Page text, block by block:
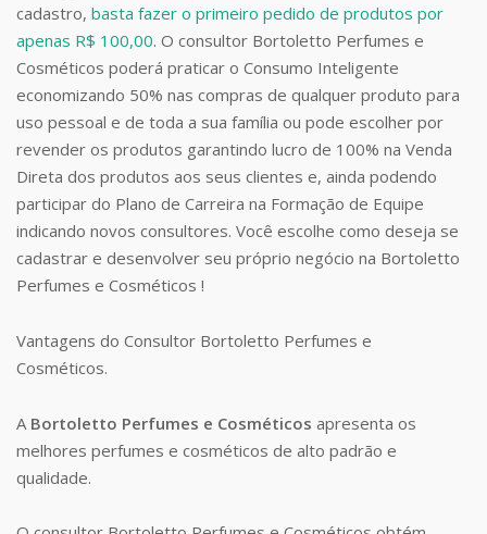
cadastro, basta fazer o primeiro pedido de produtos por
apenas R$ 100,00. O consultor Bortoletto Perfumes e
Cosméticos poderá praticar o Consumo Inteligente
economizando 50% nas compras de qualquer produto para
uso pessoal e de toda a sua família ou pode escolher por
revender os produtos garantindo lucro de 100% na Venda
Direta dos produtos aos seus clientes e, ainda podendo
participar do Plano de Carreira na Formação de Equipe
indicando novos consultores. Você escolhe como deseja se
cadastrar e desenvolver seu próprio negócio na Bortoletto
Perfumes e Cosméticos !
Vantagens do Consultor Bortoletto Perfumes e
Cosméticos.
A Bortoletto Perfumes e Cosméticos apresenta os
melhores perfumes e cosméticos de alto padrão e
qualidade.